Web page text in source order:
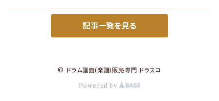
記事一覧を見る
© ドラム譜面(楽譜)販売専門 ドラスコ
Powered by